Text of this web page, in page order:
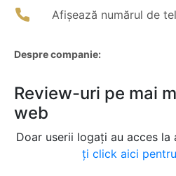
Afișează numărul de
Despre companie:
Review-uri pe mai
web
Doar userii logați au acces la
ți click aici